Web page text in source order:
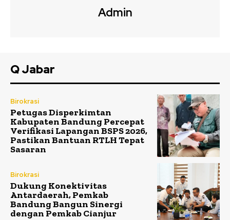
Admin
Q Jabar
Birokrasi
Petugas Disperkimtan
Kabupaten Bandung Percepat
Verifikasi Lapangan BSPS 2026,
Pastikan Bantuan RTLH Tepat
Sasaran
Birokrasi
Dukung Konektivitas
Antardaerah, Pemkab
Bandung Bangun Sinergi
dengan Pemkab Cianjur